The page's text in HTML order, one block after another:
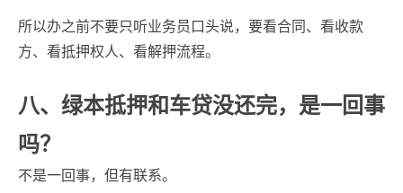
所以办之前不要只听业务员口头说，要看合同、看收款
方、看抵押权人、看解押流程。
八、绿本抵押和车贷没还完，是一回事
吗？
不是一回事，但有联系。